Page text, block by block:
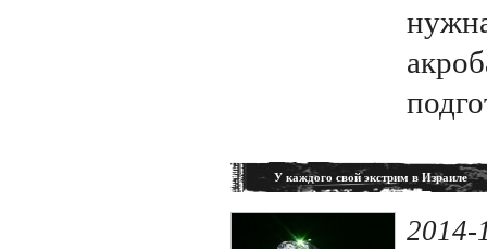
У каждого свой экстрим в Израиле
2014-